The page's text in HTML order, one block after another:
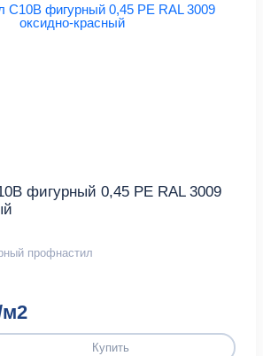
фигурный 0,45 PE RAL 3009
профнастил
м2
Купить